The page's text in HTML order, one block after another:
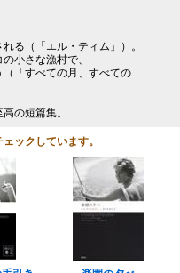
る（「エル・ティム」）。
小さな漁村で、
「すべての月、すべての
の短篇集。
ックしています。